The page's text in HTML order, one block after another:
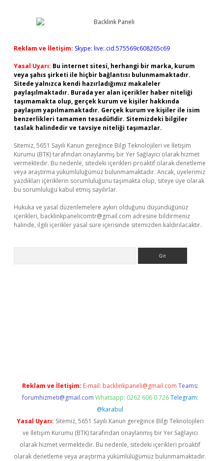
Reklam ve İletişim: Skype: live:.cid.575569c608265c69
Yasal Uyarı: Bu internet sitesi, herhangi bir marka, kurum
veya şahıs şirketi ile hiçbir bağlantısı bulunmamaktadır.
Sitede yalnızca kendi hazırladığımız makaleler
paylaşılmaktadır. Burada yer alan içerikler haber niteliği
taşımamakta olup, gerçek kurum ve kişiler hakkında
paylaşım yapılmamaktadır. Gerçek kurum ve kişiler ile isim
benzerlikleri tamamen tesadüfidir. Sitemizdeki bilgiler
taslak halindedir ve tavsiye niteliği taşımazlar.
Sitemiz, 5651 Sayılı Kanun gereğince Bilgi Teknolojileri ve İletişim
Kurumu (BTK) tarafından onaylanmış bir Yer Sağlayıcı olarak hizmet
vermektedir. Bu nedenle, sitedeki içerikleri proaktif olarak denetleme
veya araştırma yükümlülüğümüz bulunmamaktadır. Ancak, üyelerimiz
yazdıkları içeriklerin sorumluluğunu taşımakta olup, siteye üye olarak
bu sorumluluğu kabul etmiş sayılırlar.
Hukuka ve yasal düzenlemelere aykırı olduğunu düşündüğünüz
içerikleri, backlinkpanelicomtr@gmail.com adresine bildirmeniz
halinde, ilgili içerikler yasal süre içerisinde sitemizden kaldırılacaktır.
Reklam ve İletişim: E-mail: backlinkpaneli@gmail.com Teams:
forumhizmeti@gmail.com Whatsapp: 0262 606 0 726 Telegram:
@karabul
Yasal Uyarı: Sitemiz, 5651 Sayılı Kanun gereğince Bilgi Teknolojileri
ve İletişim Kurumu (BTK) tarafından onaylanmış bir Yer Sağlayıcı
olarak hizmet vermektedir. Bu nedenle, sitedeki içerikleri proaktif
olarak denetleme veya araştırma yükümlülüğümüz bulunmamaktadır.